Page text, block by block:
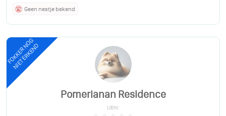
Geen nestje bekend
FOKKER NOG
NIET ERKEND
Pomerianan Residence
UBN: